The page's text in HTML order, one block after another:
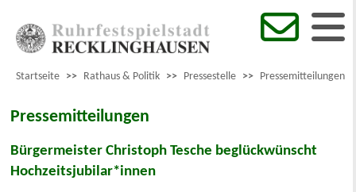
Startseite >> Rathaus & Politik >> Pressestelle >> Pressemitteilungen
Pressemitteilungen
Bürgermeister Christoph Tesche beglückwünscht
Hochzeitsjubilar*innen